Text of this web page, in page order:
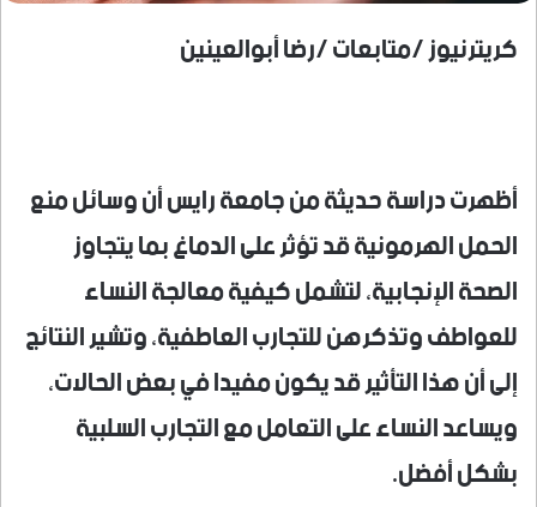
كريترنيوز /متابعات /رضا أبوالعينين
أظهرت دراسة حديثة من جامعة رايس أن وسائل منع
الحمل الهرمونية قد تؤثر على الدماغ بما يتجاوز
الصحة الإنجابية، لتشمل كيفية معالجة النساء
للعواطف وتذكرهن للتجارب العاطفية، وتشير النتائج
إلى أن هذا التأثير قد يكون مفيدا في بعض الحالات،
ويساعد النساء على التعامل مع التجارب السلبية
بشكل أفضل.